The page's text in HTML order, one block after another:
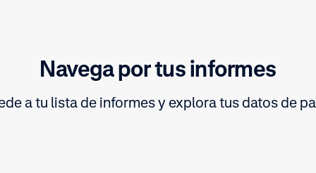
Navega por tus informes
a tu lista de informes y explora tus datos de